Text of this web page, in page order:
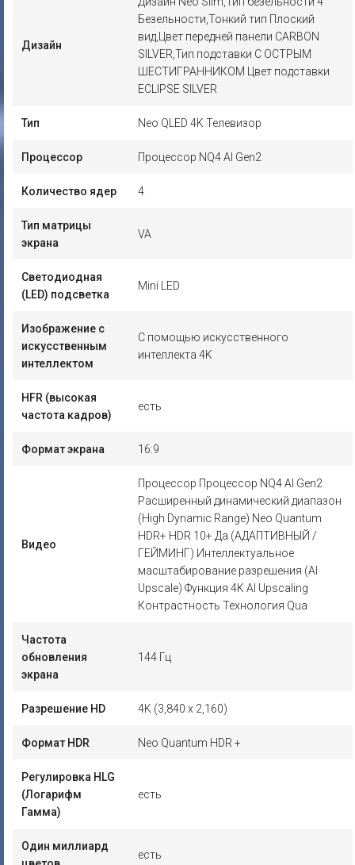
Дизайн
Безельности,Тонкий тип Плоский
вид,Цвет передней панели CARBON
SILVER,Тип подставки С ОСТРЫМ
ШЕСТИГРАННИКОМ Цвет подставки
ECLIPSE SILVER
Тип Neo QLED 4K Телевизор
Процессор Процессор NQ4 AI Gen2
Количество ядер 4
Тип матрицы
экрана
VA
Светодиодная
(LED) подсветка
Mini LED
Изображение с
искусственным
интеллектом
С помощью искусственного
интеллекта 4K
HFR (высокая
частота кадров)
есть
Формат экрана 16:9
Видео
Процессор Процессор NQ4 AI Gen2
Расширенный динамический диапазон
(High Dynamic Range) Neo Quantum
HDR+ HDR 10+ Да (АДАПТИВНЫЙ /
ГЕЙМИНГ) Интеллектуальное
масштабирование разрешения (AI
Upscale) Функция 4K AI Upscaling
Контрастность Технология Qua
Частота
обновления
экрана
144 Гц
Разрешение HD 4K (3,840 x 2,160)
Формат HDR Neo Quantum HDR +
Регулировка HLG
(Логарифм
Гамма)
есть
Один миллиард
есть